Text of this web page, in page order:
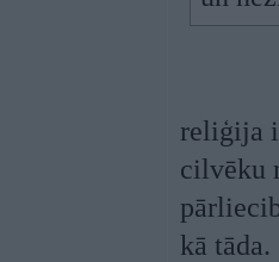
reliģija
cilvēku
kā tāda.